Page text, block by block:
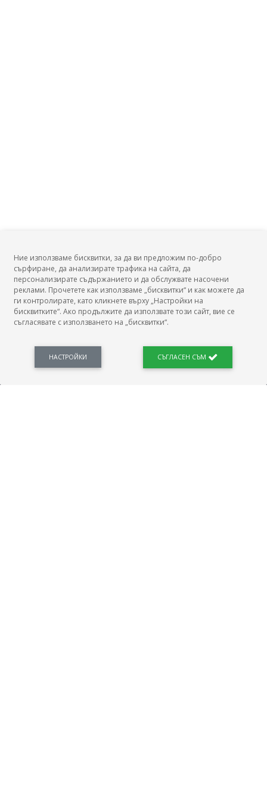
БГ Заплати
Новини, законови нормативи, кариерно ориентиране. Списък на всички
професии и трудови характеристики. Минимален облагаем доход. Калкулатор
Ние използваме бисквитки, за да ви предложим по-добро
сърфиране, да анализирате трафика на сайта, да
персонализирате съдържанието и да обслужвате насочени
реклами. Прочетете как използваме „бисквитки“ и как можете да
ги контролирате, като кликнете върху „Настройки на
бисквитките“. Ако продължите да използвате този сайт, вие се
съгласявате с използването на „бисквитки“.
НАСТРОЙКИ СЪГЛАСЕН СЪМ